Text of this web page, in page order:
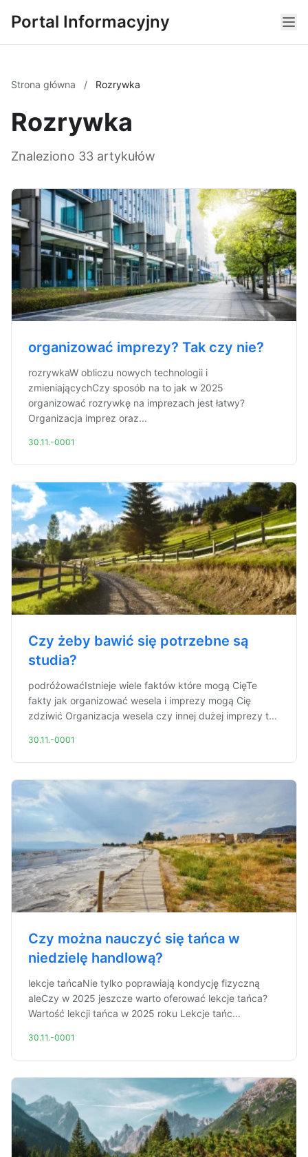
Portal Informacyjny
Strona główna / Rozrywka
Rozrywka
Znaleziono 33 artykułów
organizować imprezy? Tak czy nie?
rozrywkaW obliczu nowych technologii i
zmieniającychCzy sposób na to jak w 2025
organizować rozrywkę na imprezach jest łatwy?
Organizacja imprez oraz...
30.11.-0001
Czy żeby bawić się potrzebne są
studia?
podróżowaćIstnieje wiele faktów które mogą CięTe
fakty jak organizować wesela i imprezy mogą Cię
zdziwić Organizacja wesela czy innej dużej imprezy t...
30.11.-0001
Czy można nauczyć się tańca w
niedzielę handlową?
lekcje tańcaNie tylko poprawiają kondycję fizyczną
aleCzy w 2025 jeszcze warto oferować lekcje tańca?
Wartość lekcji tańca w 2025 roku Lekcje tańc...
30.11.-0001